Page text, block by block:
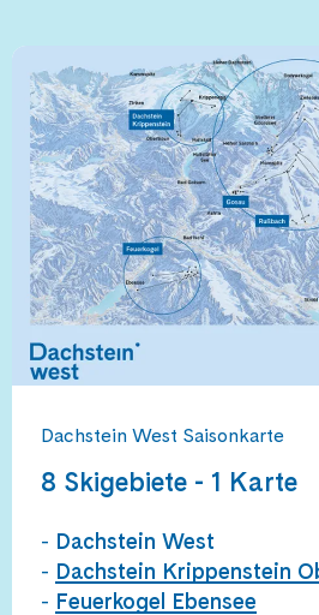
Dachstein West Saisonkarte
8 Skigebiete - 1 Karte
- Dachstein West
- Dachstein Krippenstein
- Feuerkogel Ebensee